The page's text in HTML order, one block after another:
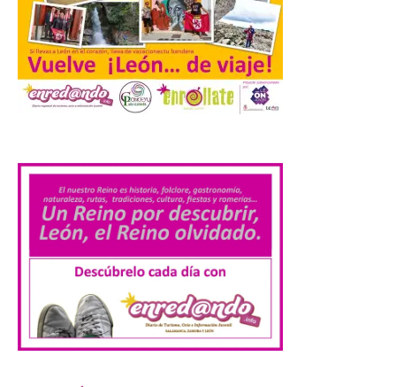
observar el eclipse con seguridad León, 7
de agosto de 2026. La programación […]
Laciana comienza su
programación para
7 Ago 2026
Durante los días 1 y 2 de
infantil como el adulto
pudo disfrutar de un
planetario que se instaló
en el polideportivo municipal, con pases
de mañana dedicados preferentemente al
público infantil y, el resto del […]